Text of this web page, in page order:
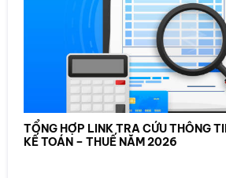
TỔNG HỢP LINK TRA CỨU THÔNG
KẾ TOÁN – THUẾ NĂM 2026